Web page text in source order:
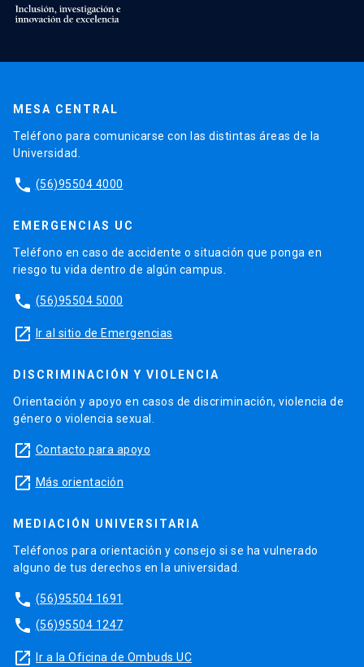
MESA CENTRAL
Teléfono para comunicarse con las distintas áreas de la
Universidad.
phone (56)95504 4000
EMERGENCIAS UC
Teléfono en caso de accidente o situación que ponga en
riesgo tu vida dentro de algún campus.
phone (56)95504 5000
launch Ir al sitio de Emergencias
DISCRIMINACIÓN Y VIOLENCIA
Orientación y apoyo en casos de discriminación, violencia de
género o violencia sexual.
launch Contacto para apoyo
launch Más orientación
MEDIACIÓN UNIVERSITARIA
Teléfonos para orientación y consejo si se ha vulnerado
alguno de tus derechos en la universidad.
phone (56)95504 1691
phone (56)95504 1247
launch Ir a la Oficina de Ombuds UC